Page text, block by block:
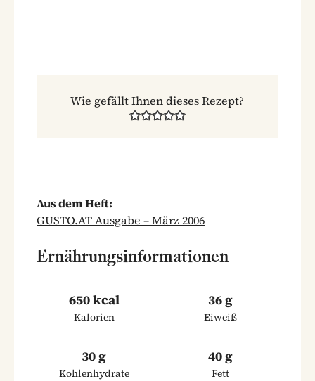
Wie gefällt Ihnen dieses Rezept?
Aus dem Heft:
GUSTO.AT Ausgabe – März 2006
Ernährungsinformationen
650 kcal
Kalorien
36 g
Eiweiß
30 g
Kohlenhydrate
40 g
Fett